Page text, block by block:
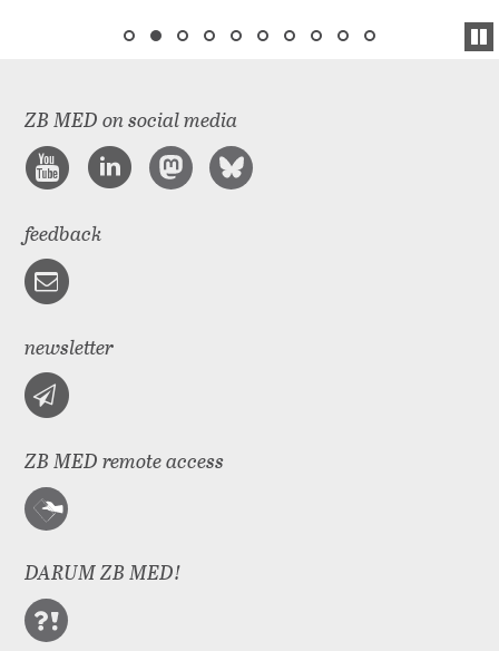
ZB MED on social media
feedback
newsletter
ZB MED remote access
DARUM ZB MED!